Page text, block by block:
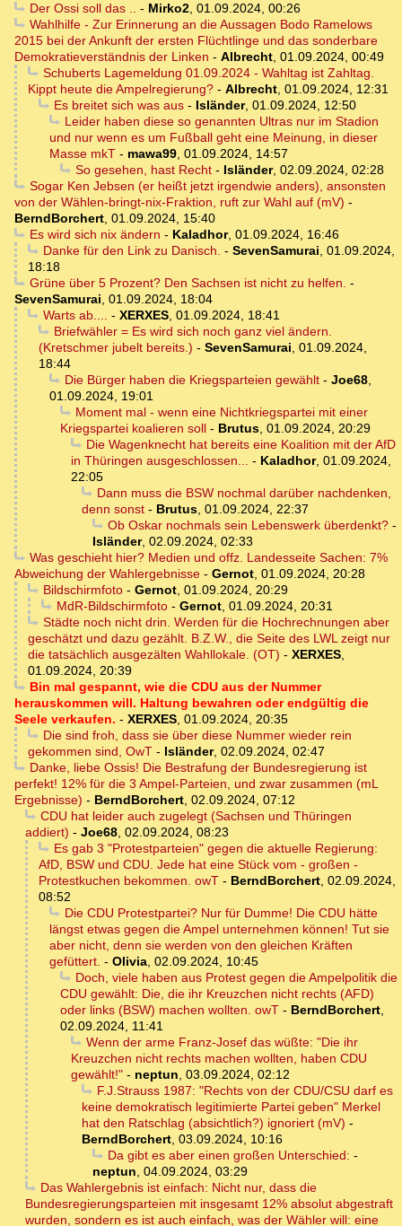
Der Ossi soll das .. - Mirko2, 01.09.2024, 00:26
Wahlhilfe - Zur Erinnerung an die Aussagen Bodo Ramelows
2015 bei der Ankunft der ersten Flüchtlinge und das sonderbare
Demokratieverständnis der Linken - Albrecht, 01.09.2024, 00:49
Schuberts Lagemeldung 01.09.2024 - Wahltag ist Zahltag.
Kippt heute die Ampelregierung? - Albrecht, 01.09.2024, 12:31
Es breitet sich was aus- Isländer, 01.09.2024, 12:50
Leider haben diese so genannten Ultras nur im Stadion
und nur wenn es um Fußball geht eine Meinung, in dieser
Masse mkT - mawa99, 01.09.2024, 14:57
So gesehen, hast Recht- Isländer, 02.09.2024, 02:28
Sogar Ken Jebsen (er heißt jetzt irgendwie anders), ansonsten
von der Wählen-bringt-nix-Fraktion, ruft zur Wahl auf (mV) -
BerndBorchert, 01.09.2024, 15:40
Es wird sich nix ändern - Kaladhor, 01.09.2024, 16:46
Danke für den Link zu Danisch. - SevenSamurai, 01.09.2024,
18:18
Grüne über 5 Prozent? Den Sachsen ist nicht zu helfen. -
SevenSamurai, 01.09.2024, 18:04
Warts ab.... - XERXES, 01.09.2024, 18:41
Briefwähler = Es wird sich noch ganz viel ändern.
(Kretschmer jubelt bereits.) - SevenSamurai, 01.09.2024,
18:44
Die Bürger haben die Kriegsparteien gewählt- Joe68,
01.09.2024, 19:01
Moment mal - wenn eine Nichtkriegspartei mit einer
Kriegspartei koalieren soll - Brutus, 01.09.2024, 20:29
Die Wagenknecht hat bereits eine Koalition mit der AfD
in Thüringen ausgeschlossen... - Kaladhor, 01.09.2024,
22:05
Dann muss die BSW nochmal darüber nachdenken,
denn sonst - Brutus, 01.09.2024, 22:37
Ob Oskar nochmals sein Lebenswerk überdenkt?-
Isländer, 02.09.2024, 02:33
Was geschieht hier? Medien und offz. Landesseite Sachen: 7%
Abweichung der Wahlergebnisse - Gernot, 01.09.2024, 20:28
Bildschirmfoto- Gernot, 01.09.2024, 20:29
MdR-Bildschirmfoto- Gernot, 01.09.2024, 20:31
Städte noch nicht drin. Werden für die Hochrechnungen aber
geschätzt und dazu gezählt. B.Z.W., die Seite des LWL zeigt nur
die tatsächlich ausgezälten Wahllokale. (OT) - XERXES,
01.09.2024, 20:39
Bin mal gespannt, wie die CDU aus der Nummer
herauskommen will. Haltung bewahren oder endgültig die
Seele verkaufen. - XERXES, 01.09.2024, 20:35
Die sind froh, dass sie über diese Nummer wieder rein
gekommen sind, OwT - Isländer, 02.09.2024, 02:47
Danke, liebe Ossis! Die Bestrafung der Bundesregierung ist
perfekt! 12% für die 3 Ampel-Parteien, und zwar zusammen (mL
Ergebnisse) - BerndBorchert, 02.09.2024, 07:12
CDU hat leider auch zugelegt (Sachsen und Thüringen
addiert) - Joe68, 02.09.2024, 08:23
Es gab 3 "Protestparteien" gegen die aktuelle Regierung:
AfD, BSW und CDU. Jede hat eine Stück vom - großen -
Protestkuchen bekommen. owT - BerndBorchert, 02.09.2024,
08:52
Die CDU Protestpartei? Nur für Dumme! Die CDU hätte
längst etwas gegen die Ampel unternehmen können! Tut sie
aber nicht, denn sie werden von den gleichen Kräften
gefüttert. - Olivia, 02.09.2024, 10:45
Doch, viele haben aus Protest gegen die Ampelpolitik die
CDU gewählt: Die, die ihr Kreuzchen nicht rechts (AFD)
oder links (BSW) machen wollten. owT - BerndBorchert,
02.09.2024, 11:41
Wenn der arme Franz-Josef das wüßte: "Die ihr
Kreuzchen nicht rechts machen wollten, haben CDU
gewählt!" - neptun, 03.09.2024, 02:12
F.J.Strauss 1987: "Rechts von der CDU/CSU darf es
keine demokratisch legitimierte Partei geben" Merkel
hat den Ratschlag (absichtlich?) ignoriert (mV) -
BerndBorchert, 03.09.2024, 10:16
Da gibt es aber einen großen Unterschied: -
neptun, 04.09.2024, 03:29
Das Wahlergebnis ist einfach: Nicht nur, dass die
Bundesregierungsparteien mit insgesamt 12% absolut abgestraft
wurden, sondern es ist auch einfach, was der Wähler will: eine